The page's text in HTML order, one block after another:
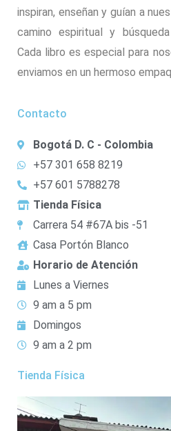
inspiran, enseñan y guían a
camino espiritual y
Cada libro es especial para
enviamos en un hermoso
Contacto
Bogotá D. C - Colombia
+57 301 658 8219
+57 601 5788278
Tienda Física
Carrera 54 #67A bis -51
Casa Portón Blanco
Horario de Atención
Lunes a Viernes
9 am a 5 pm
Domingos
9 am a 2 pm
Tienda Física